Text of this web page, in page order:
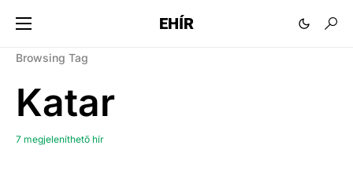
EHÍR
Browsing Tag
Katar
7 megjeleníthető hír